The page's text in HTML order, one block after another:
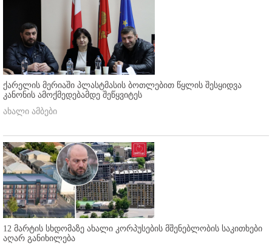
ქარელის მერიაში პლასტმასის ბოთლებით წყლის შესყიდვა
კანონის ამოქმედებამდე შეწყვიტეს
ახალი ამბები
12 მარტის სხდომაზე ახალი კორპუსების მშენებლობის საკითხები
აღარ განიხილება